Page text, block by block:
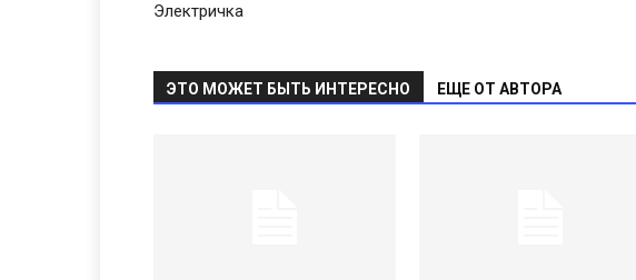
Электричка
ЭТО МОЖЕТ БЫТЬ ИНТЕРЕСНО ЕЩЕ ОТ АВТОРА